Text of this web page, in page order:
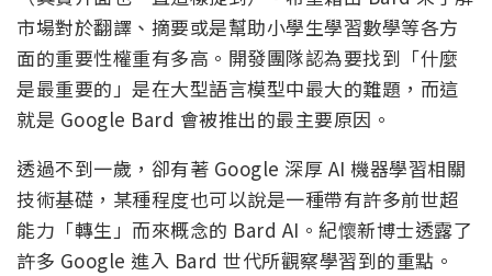
市場對於翻譯、摘要或是幫助小學生學習數學等各方
面的重要性權重有多高。開發團隊認為要找到「什麼
是最重要的」是在大型語言模型中最大的難題，而這
就是 Google Bard 會被推出的最主要原因。
透過不到一歲，卻有著 Google 深厚 AI 機器學習相關
技術基礎，某種程度也可以說是一種帶有許多前世超
能力「轉生」而來概念的 Bard AI。紀懷新博士透露了
許多 Google 進入 Bard 世代所觀察學習到的重點。